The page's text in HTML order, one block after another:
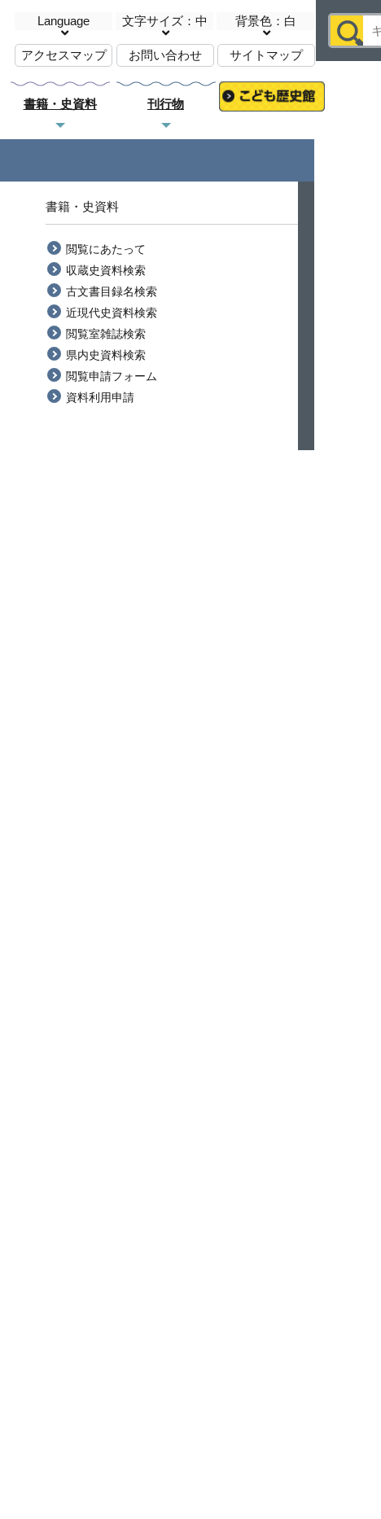
Language 文字サイズ：中 背景色：白
アクセスマップ お問い合わせ サイトマップ
書籍・史資料 刊行物
書籍・史資料
閲覧にあたって
収蔵史資料検索
古文書目録名検索
近現代史資料検索
閲覧室雑誌検索
県内史資料検索
閲覧申請フォーム
資料利用申請